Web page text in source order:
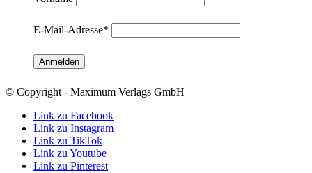
E-Mail-Adresse*
© Copyright - Maximum Verlags GmbH
Link zu Facebook
Link zu Instagram
Link zu TikTok
Link zu Youtube
Link zu Pinterest